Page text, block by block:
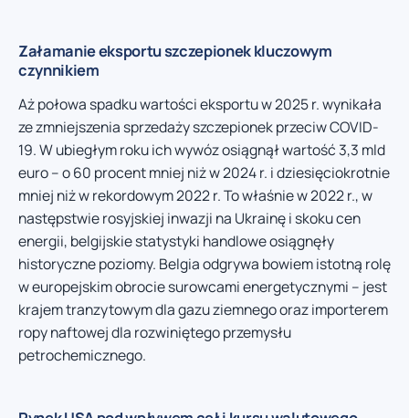
Załamanie eksportu szczepionek kluczowym
czynnikiem
Aż połowa spadku wartości eksportu w 2025 r. wynikała
ze zmniejszenia sprzedaży szczepionek przeciw COVID-
19. W ubiegłym roku ich wywóz osiągnął wartość 3,3 mld
euro – o 60 procent mniej niż w 2024 r. i dziesięciokrotnie
mniej niż w rekordowym 2022 r. To właśnie w 2022 r., w
następstwie rosyjskiej inwazji na Ukrainę i skoku cen
energii, belgijskie statystyki handlowe osiągnęły
historyczne poziomy. Belgia odgrywa bowiem istotną rolę
w europejskim obrocie surowcami energetycznymi – jest
krajem tranzytowym dla gazu ziemnego oraz importerem
ropy naftowej dla rozwiniętego przemysłu
petrochemicznego.